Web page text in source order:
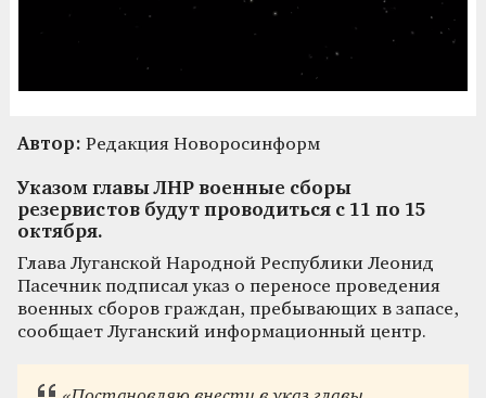
Автор: Редакция Новоросинформ
Указом главы ЛНР военные сборы
резервистов будут проводиться с 11 по 15
октября.
Глава Луганской Народной Республики Леонид
Пасечник подписал указ о переносе проведения
военных сборов граждан, пребывающих в запасе,
сообщает Луганский информационный центр.